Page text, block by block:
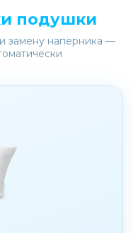
подушки
замену наперника —